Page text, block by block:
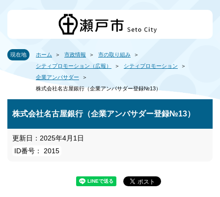
現在地 ホーム 市政情報
市の取り組み
シティプロモーション（広報）
シティプロモーション
企業アンバサダー
株式会社名古屋銀行（企業アンバサダー登録№13）
株式会社名古屋銀行（企業アンバサダー登録№13）
更新日：2025年4月1日
ID番号： 2015